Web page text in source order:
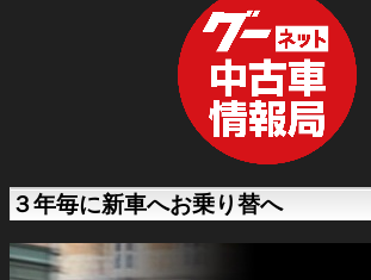
３年毎に新車へお乗り替へ